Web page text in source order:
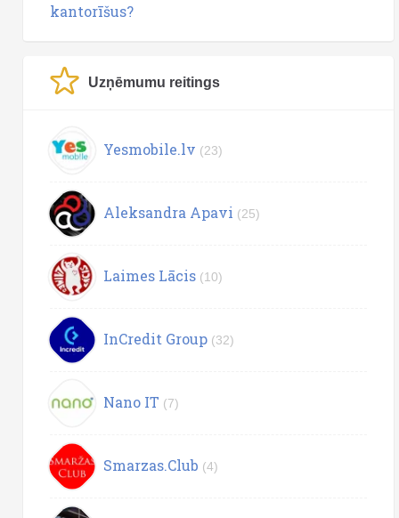
kantorīšus?
Uzņēmumu reitings
Yesmobile.lv (23)
Aleksandra Apavi (25)
Laimes Lācis (10)
InCredit Group (32)
Nano IT (7)
Smarzas.Club (4)